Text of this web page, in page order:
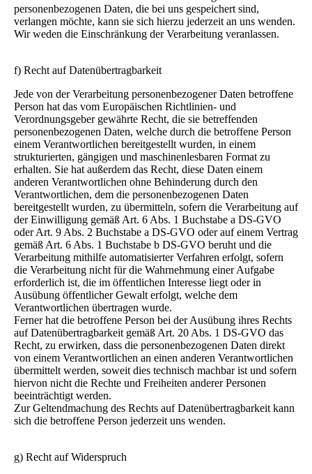
personenbezogenen Daten, die bei uns gespeichert sind,
verlangen möchte, kann sie sich hierzu jederzeit an uns wenden.
Wir weden die Einschränkung der Verarbeitung veranlassen.
f) Recht auf Datenübertragbarkeit
Jede von der Verarbeitung personenbezogener Daten betroffene
Person hat das vom Europäischen Richtlinien- und
Verordnungsgeber gewährte Recht, die sie betreffenden
personenbezogenen Daten, welche durch die betroffene Person
einem Verantwortlichen bereitgestellt wurden, in einem
strukturierten, gängigen und maschinenlesbaren Format zu
erhalten. Sie hat außerdem das Recht, diese Daten einem
anderen Verantwortlichen ohne Behinderung durch den
Verantwortlichen, dem die personenbezogenen Daten
bereitgestellt wurden, zu übermitteln, sofern die Verarbeitung auf
der Einwilligung gemäß Art. 6 Abs. 1 Buchstabe a DS-GVO
oder Art. 9 Abs. 2 Buchstabe a DS-GVO oder auf einem Vertrag
gemäß Art. 6 Abs. 1 Buchstabe b DS-GVO beruht und die
Verarbeitung mithilfe automatisierter Verfahren erfolgt, sofern
die Verarbeitung nicht für die Wahrnehmung einer Aufgabe
erforderlich ist, die im öffentlichen Interesse liegt oder in
Ausübung öffentlicher Gewalt erfolgt, welche dem
Verantwortlichen übertragen wurde.
Ferner hat die betroffene Person bei der Ausübung ihres Rechts
auf Datenübertragbarkeit gemäß Art. 20 Abs. 1 DS-GVO das
Recht, zu erwirken, dass die personenbezogenen Daten direkt
von einem Verantwortlichen an einen anderen Verantwortlichen
übermittelt werden, soweit dies technisch machbar ist und sofern
hiervon nicht die Rechte und Freiheiten anderer Personen
beeinträchtigt werden.
Zur Geltendmachung des Rechts auf Datenübertragbarkeit kann
sich die betroffene Person jederzeit uns wenden.
g) Recht auf Widerspruch